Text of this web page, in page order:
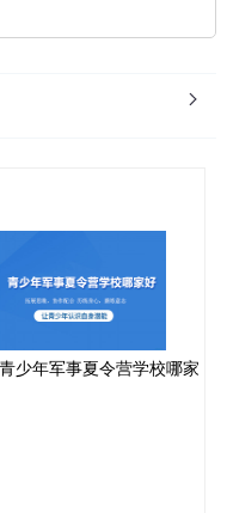
路;通勤向阳
少年军事夏令营学校哪家